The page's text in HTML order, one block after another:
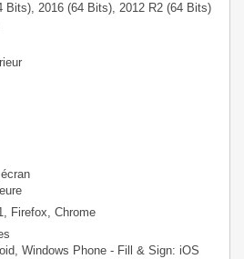
Bits), 2016 (64 Bits), 2012 R2 (64 Bits)
Firefox, Chrome
Windows Phone - Fill & Sign: iOS